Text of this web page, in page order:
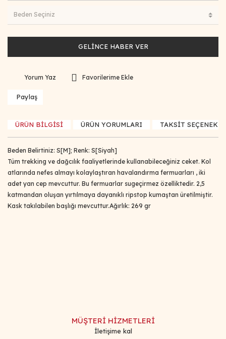
GELİNCE HABER VER
Yorum Yaz
Paylaş
ÜRÜN BİLGİSİ ÜRÜN YORUMLARI TAKSİT
Beden Belirtiniz: S[M]; Renk: S[Siyah]
Tüm trekking ve dağcılık faaliyetlerinde kullanabileceğiniz ceket. Kol
atlarında nefes almayı kolaylaştıran havalandırma fermuarları , iki
adet yan cep mevcuttur. Bu fermuarlar sugeçirmez özelliktedir. 2,5
katmandan oluşan yırtılmaya dayanıklı ripstop kumaştan üretilmiştir.
Kask takılabilen başlığı mevcuttur.Ağırlık: 269 gr
Ürün bilgilerinde hatalar bulunuyor.
MÜŞTERİ HİZMETLERİ
İletişime kal